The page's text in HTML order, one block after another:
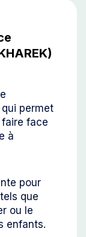
qui permet
face
à
pour
que
ou le
enfants.